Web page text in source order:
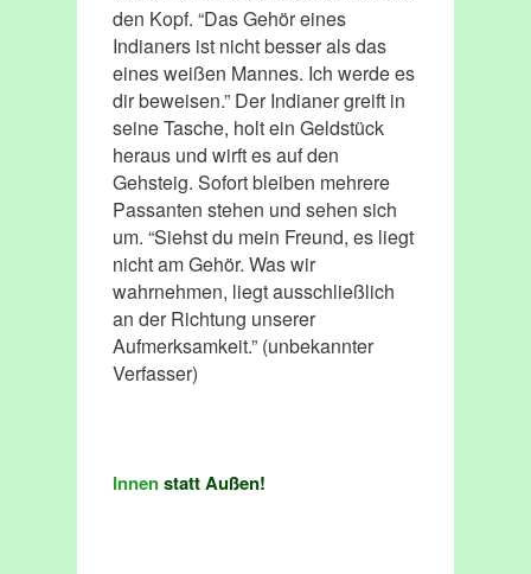
den Kopf. “Das Gehör eines
Indianers ist nicht besser als das
eines weißen Mannes. Ich werde es
dir beweisen.” Der Indianer greift in
seine Tasche, holt ein Geldstück
heraus und wirft es auf den
Gehsteig. Sofort bleiben mehrere
Passanten stehen und sehen sich
um. “Siehst du mein Freund, es liegt
nicht am Gehör. Was wir
wahrnehmen, liegt ausschließlich
an der Richtung unserer
Aufmerksamkeit.” (unbekannter
Verfasser)
Innenstatt Außen!